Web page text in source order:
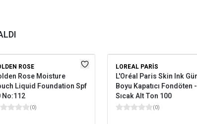
ROSE
Rose Moisture
Liquid Foundation Spf
No:112
(0)
LOREAL PARIS
L'Oréal Paris Skin Ink
Boyu Kapatıcı Fondöten -
Sıcak Alt Ton 100
(0)